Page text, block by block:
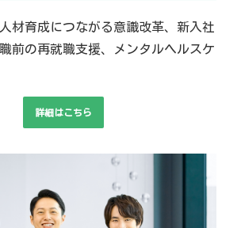
材育成につながる意識改革、新入社
前の再就職支援、メンタルヘルスケ
詳細はこちら